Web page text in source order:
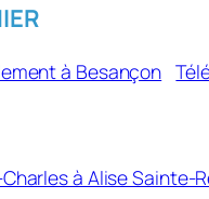
à Besançon
à Alise Sainte-